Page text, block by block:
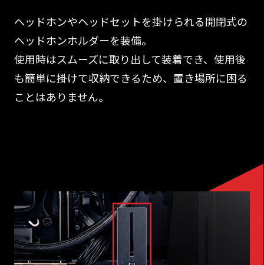
ヘッドホンやヘッドセットを掛けられる開閉式の
ヘッドホンホルダーを装備。
使用時はスムーズに取り出して装着でき、使用後
も簡単に掛けて収納できるため、置き場所に困る
ことはありません。